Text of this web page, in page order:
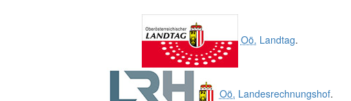
Oö. Landtag.
Oö. Landesrechnungshof.